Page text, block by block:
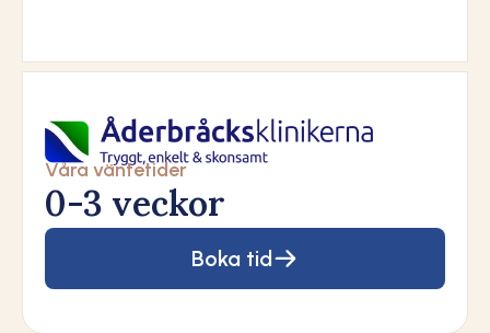
Våra väntetider
0-3 veckor
Boka tid